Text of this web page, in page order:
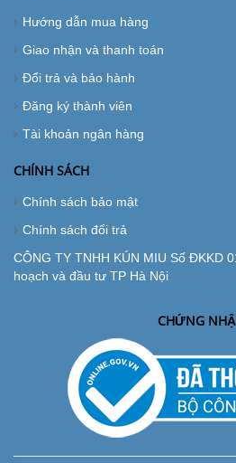
Hướng dẫn mua hàng
Giao nhận và thanh toán
Đổi trả và bảo hành
Đăng ký thành viên
Tài khoản ngân hàng
CHÍNH SÁCH
Chính sách bảo mật
Chính sách đổi trả
CÔNG TY TNHH KÚN MIU Số ĐKKD
hoạch và đầu tư TP Hà Nội
CHỨNG